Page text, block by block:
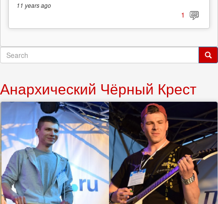
11 yearsago
1
Search
Анархический Чёрный Крест